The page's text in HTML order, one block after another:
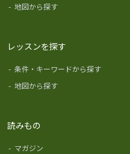
- 地図から探す
レッスンを探す
- 条件・キーワードから探す
- 地図から探す
読みもの
- マガジン